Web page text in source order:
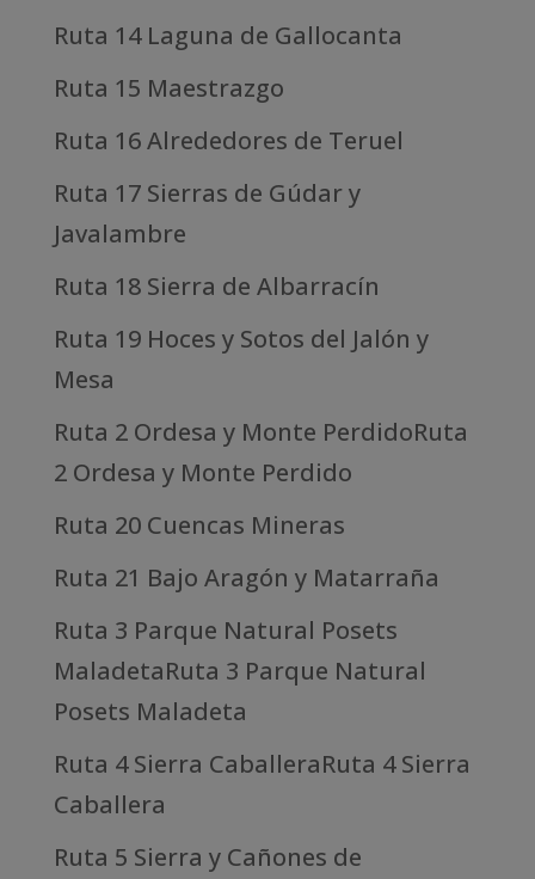
Ruta 14 Laguna de Gallocanta
Ruta 15 Maestrazgo
Ruta 16 Alrededores de Teruel
Ruta 17 Sierras de Gúdar y
Javalambre
Ruta 18 Sierra de Albarracín
Ruta 19 Hoces y Sotos del Jalón y
Mesa
Ruta 2 Ordesa y Monte PerdidoRuta
2 Ordesa y Monte Perdido
Ruta 20 Cuencas Mineras
Ruta 21 Bajo Aragón y Matarraña
Ruta 3 Parque Natural Posets
MaladetaRuta 3 Parque Natural
Posets Maladeta
Ruta 4 Sierra CaballeraRuta 4 Sierra
Caballera
Ruta 5 Sierra y Cañones de